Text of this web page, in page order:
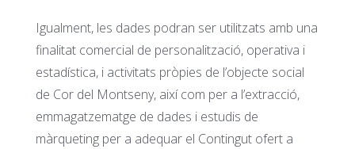
Igualment, les dades podran ser utilitzats amb una
finalitat comercial de personalització, operativa i
estadística, i activitats pròpies de l’objecte social
de Cor del Montseny, així com per a l’extracció,
emmagatzematge de dades i estudis de
màrqueting per a adequar el Contingut ofert a